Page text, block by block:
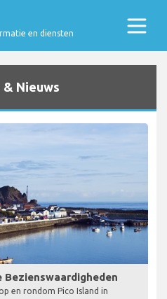
en diensten
Nieuws
en rondom Pico Island in